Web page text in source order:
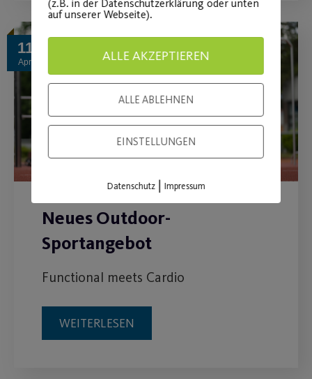
11
Apr.
Neues Outdoor-
Sportangebot
Functional meets Cardio
WEITERLESEN
(z.B. in der Datenschutzerklärung oder unten
auf unserer Webseite).
ALLE AKZEPTIEREN
ALLE ABLEHNEN
EINSTELLUNGEN
Datenschutz| Impressum